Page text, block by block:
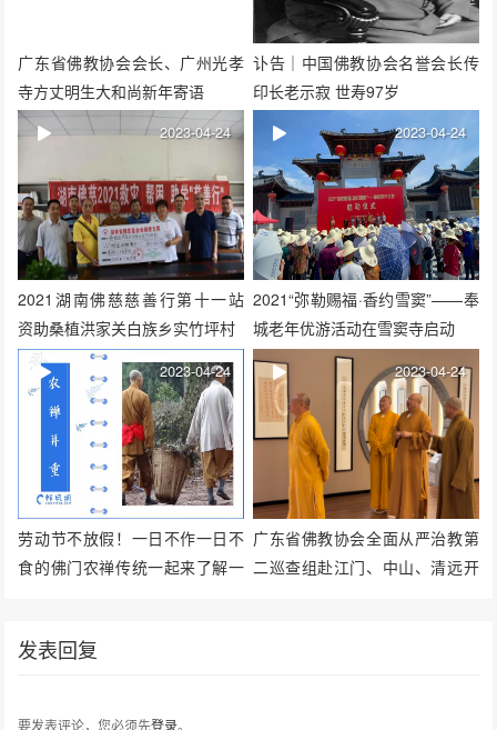
广东省佛教协会会长、广州光孝
寺方丈明生大和尚新年寄语
讣告｜中国佛教协会名誉会长传
印长老示寂 世寿97岁
2021湖南佛慈慈善行第十一站
资助桑植洪家关白族乡实竹坪村
2023-04-24
2021“弥勒赐福·香约雪窦”——奉
城老年优游活动在雪窦寺启动
2023-04-24
劳动节不放假！一日不作一日不
食的佛门农禅传统一起来了解一
2023-04-24
广东省佛教协会全面从严治教第
二巡查组赴江门、中山、清远开
2023-04-24
发表回复
要发表评论，您必须先登录。